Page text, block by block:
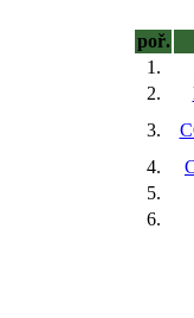
poř.
1.
2.
3.
4.
5.
6.